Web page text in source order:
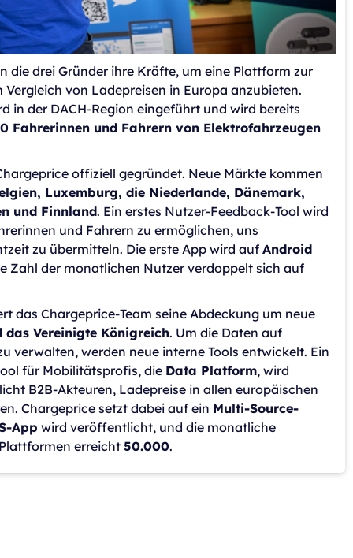
die drei Gründer ihre Kräfte, um eine Plattform zur
von Ladepreisen in Europa anzubieten.
in der DACH-Region eingeführt und wird bereits
Fahrerinnen und Fahrern von Elektrofahrzeugen
offiziell gegründet. Neue Märkte kommen
Luxemburg, die Niederlande, Dänemark,
und Finnland. Ein erstes Nutzer-Feedback-Tool wird
und Fahrern zu ermöglichen, uns
zu übermitteln. Die erste App wird auf Android
Zahl der monatlichen Nutzer verdoppelt sich auf
das Chargeprice-Team seine Abdeckung um neue
das Vereinigte Königreich. Um die Daten auf
verwalten, werden neue interne Tools entwickelt. Ein
für Mobilitätsprofis, die Data Platform, wird
B2B-Akteuren, Ladepreise in allen europäischen
Chargeprice setzt dabei auf ein Multi-Source-
App wird veröffentlicht, und die monatliche
erreicht 50.000.